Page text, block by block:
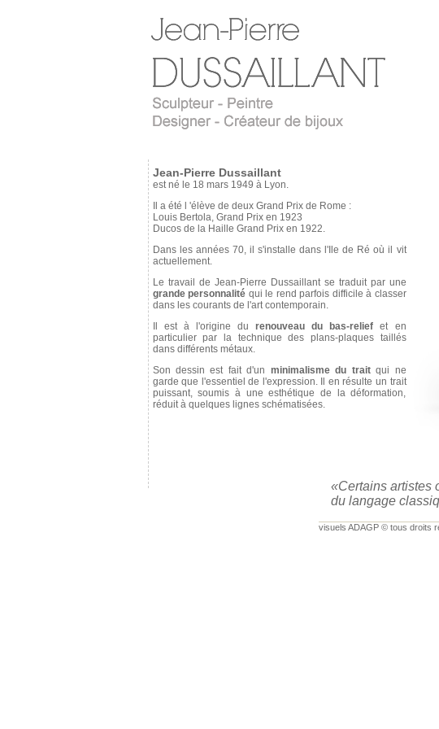
visuels ADAGP © tous droits
«Certains artistes
du langage
Jean-Pierre Dussaillant
est né le 18 mars 1949 à Lyon.
Il a été l 'élève de deux Grand Prix de Rome :
Louis Bertola, Grand Prix en 1923
Ducos de la Haille Grand Prix en 1922.
Dans les années 70, il s'installe dans l'Ile de Ré où il vit
actuellement.
Le travail de Jean-Pierre Dussaillant se traduit par une
grande personnalité qui le rend parfois difficile à classer
dans les courants de l'art contemporain.
Il est à l'origine durenouveau du bas-relief et en
particulier par la technique des plans-plaques taillés
dans différents métaux.
Son dessin est fait d'un minimalisme du traitqui ne
garde que l'essentiel de l'expression. Il en résulte un trait
puissant, soumis à une esthétique de la déformation,
réduit à quelques lignes schématisées.